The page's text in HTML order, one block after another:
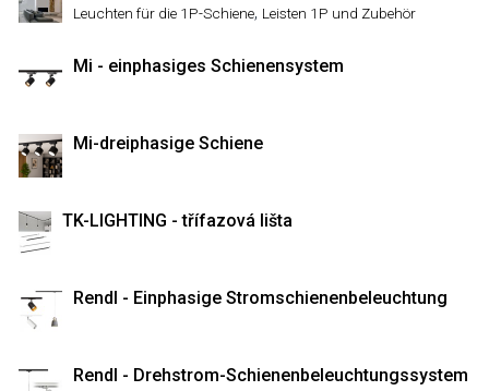
Leuchten für die 1P-Schiene, Leisten 1P und Zubehör
Mi - einphasiges Schienensystem
Mi-dreiphasige Schiene
TK-LIGHTING - třífazová lišta
Rendl - Einphasige Stromschienenbeleuchtung
Rendl - Drehstrom-Schienenbeleuchtungssystem